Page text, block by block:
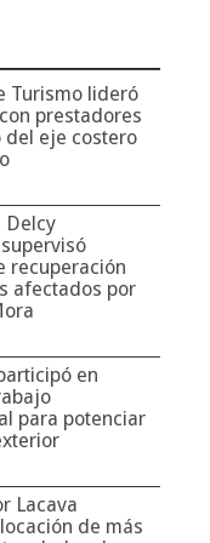
Turismo lideró
prestadores
del eje costero
Delcy
recuperación
afectados por
en
para potenciar
Lacava
de más